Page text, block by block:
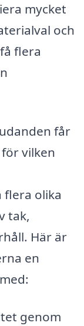
mycket
och
flera
får
vilken
flera olika
tak,
Här är
en
genom